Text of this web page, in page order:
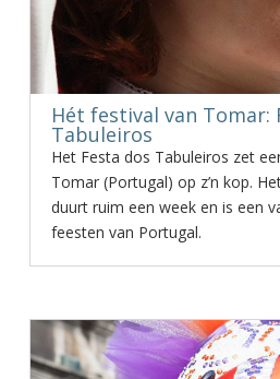
Hét festival van Tomar:
Tabuleiros
Het Festa dos Tabuleiros zet
Tomar (Portugal) op z’n kop.
duurt ruim een week en is een
feesten van Portugal.